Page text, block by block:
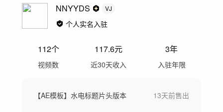
NNYYDS VJ
个人实名入驻
112个
视频数
117.6元
近30天收入
3年
入驻年限
【AE模板】水电标题片头版本 13天前售出